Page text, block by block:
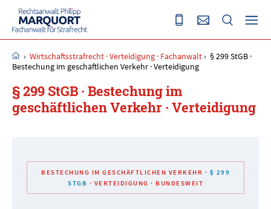
› Wirtschaftsstrafrecht · Verteidigung · Fachanwalt › § 299 StGB ·
Bestechung im geschäftlichen Verkehr · Verteidigung
§ 299 StGB · Bestechung im
geschäftlichen Verkehr · Verteidigung
BESTECHUNG IM GESCHÄFTLICHEN VERKEHR · § 299
STGB · VERTEIDIGUNG · BUNDESWEIT